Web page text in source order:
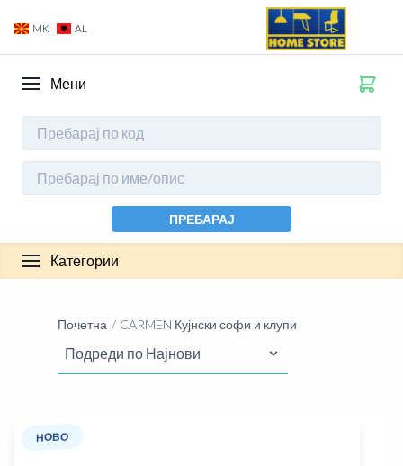
MK AL
Мени
ПРЕБАРАЈ
Категории
Почетна CARMEN Кујнски софи и клупи
НОВО